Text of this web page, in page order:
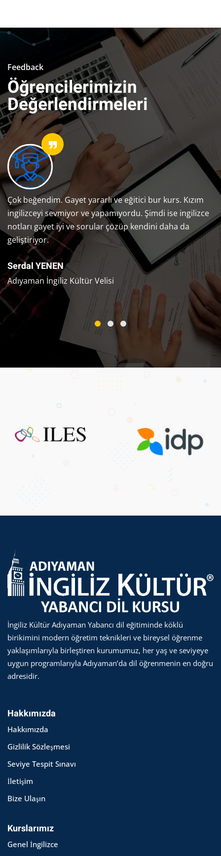
Feedback
Öğrencilerimizin
Değerlendirmeleri
Çok beğendim. Gayet yararlı ve eğitici bur kurs. Kızım
ingilizceyi sevmiyor ve yapamıyordu. Şimdi ise ingilizce
notları gayet iyi ve sorular çözüp kendini daha da
geliştiriyor.
Serdal YENEN
Adıyaman İngiliz Kültür Velisi
İngiliz Kültür Adıyaman Yabancı dil eğitiminde köklü
birikimini modern öğretim teknikleri ve bireysel öğrenme
yaklaşımlarıyla birleştiren kurumumuz, her yaş ve seviyeye
uygun programlarıyla Adıyaman’da dil öğrenmenin en doğru
adresidir.
Hakkımızda
Hakkımızda
Gizlilik Sözleşmesi
Seviye Tespit Sınavı
İletişim
Bize Ulaşın
Kurslarımız
Genel İngilizce